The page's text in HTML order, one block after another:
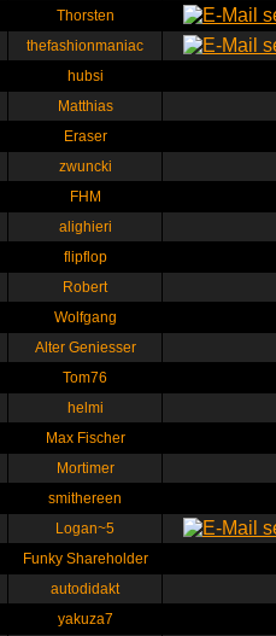
Thorsten
thefashionmaniac
hubsi
Matthias
Eraser
zwuncki
FHM
alighieri
flipflop
Robert
Wolfgang
Alter Geniesser
Tom76
helmi
Max Fischer
Mortimer
smithereen
Logan~5
Funky Shareholder
autodidakt
yakuza7